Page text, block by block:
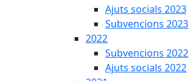
Ajuts socials 2023
Subvencions 2023
2022
Subvencions 2022
Ajuts socials 2022